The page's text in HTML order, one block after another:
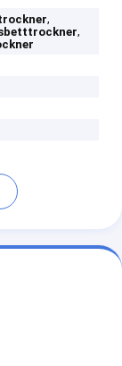
,
,